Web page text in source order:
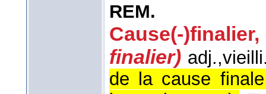
REM.
Cause(-
finalier) adj.,
de la cause